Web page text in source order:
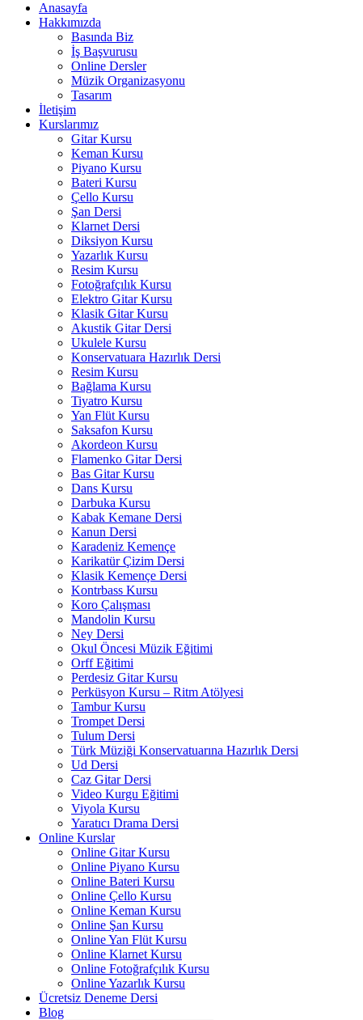
Anasayfa
Hakkımızda
Basında Biz
İş Başvurusu
Online Dersler
Müzik Organizasyonu
Tasarım
İletişim
Kurslarımız
Gitar Kursu
Keman Kursu
Piyano Kursu
Bateri Kursu
Çello Kursu
Şan Dersi
Klarnet Dersi
Diksiyon Kursu
Yazarlık Kursu
Resim Kursu
Fotoğrafçılık Kursu
Elektro Gitar Kursu
Klasik Gitar Kursu
Akustik Gitar Dersi
Ukulele Kursu
Konservatuara Hazırlık Dersi
Resim Kursu
Bağlama Kursu
Tiyatro Kursu
Yan Flüt Kursu
Saksafon Kursu
Akordeon Kursu
Flamenko Gitar Dersi
Bas Gitar Kursu
Dans Kursu
Darbuka Kursu
Kabak Kemane Dersi
Kanun Dersi
Karadeniz Kemençe
Karikatür Çizim Dersi
Klasik Kemençe Dersi
Kontrbass Kursu
Koro Çalışması
Mandolin Kursu
Ney Dersi
Okul Öncesi Müzik Eğitimi
Orff Eğitimi
Perdesiz Gitar Kursu
Perküsyon Kursu – Ritm Atölyesi
Tambur Kursu
Trompet Dersi
Tulum Dersi
Türk Müziği Konservatuarına Hazırlık Dersi
Ud Dersi
Caz Gitar Dersi
Video Kurgu Eğitimi
Viyola Kursu
Yaratıcı Drama Dersi
Online Kurslar
Online Gitar Kursu
Online Piyano Kursu
Online Bateri Kursu
Online Çello Kursu
Online Keman Kursu
Online Şan Kursu
Online Yan Flüt Kursu
Online Klarnet Kursu
Online Fotoğrafçılık Kursu
Online Yazarlık Kursu
Ücretsiz Deneme Dersi
Blog